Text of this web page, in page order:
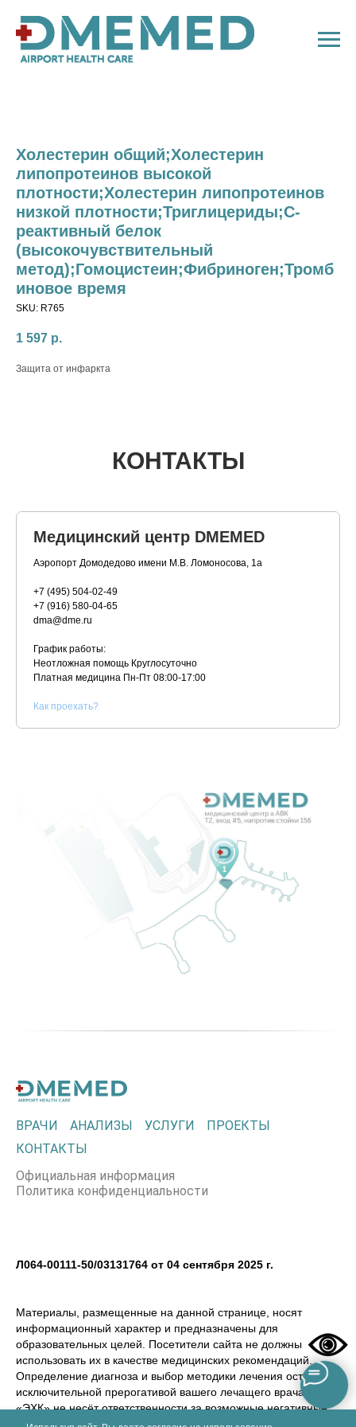
Холестерин общий;Холестерин
липопротеинов высокой
плотности;Холестерин липопротеинов
низкой плотности;Триглицериды;С-
реактивный белок
(высокочувствительный
метод);Гомоцистеин;Фибриноген;Тромб
иновое время
SKU: R765
1 597 р.
Защита от инфаркта
КОНТАКТЫ
Медицинский центр DMEMED
Аэропорт Домодедово имени М.В. Ломоносова, 1а
+7 (495) 504-02-49
+7 (916) 580-04-65
dma@dme.ru
График работы:
Неотложная помощь Круглосуточно
Платная медицина Пн-Пт 08:00-17:00
Как проехать?
ВРАЧИ АНАЛИЗЫ УСЛУГИ
ПРОЕКТЫ
КОНТАКТЫ
Официальная информация
Политика конфиденциальности
Л064-00111-50/03131764 от 04 сентября 2025 г.
Материалы, размещенные на данной странице, носят
информационный характер и предназначены для
образовательных целей. Посетители сайта не должны
использовать их в качестве медицинских рекомендаций.
Определение диагноза и выбор методики лечения остается
исключительной прерогативой вашего лечащего врача! ООО
«ЭХК» не несёт ответственности за возможные негативные
последствия, возникшие в результате использования